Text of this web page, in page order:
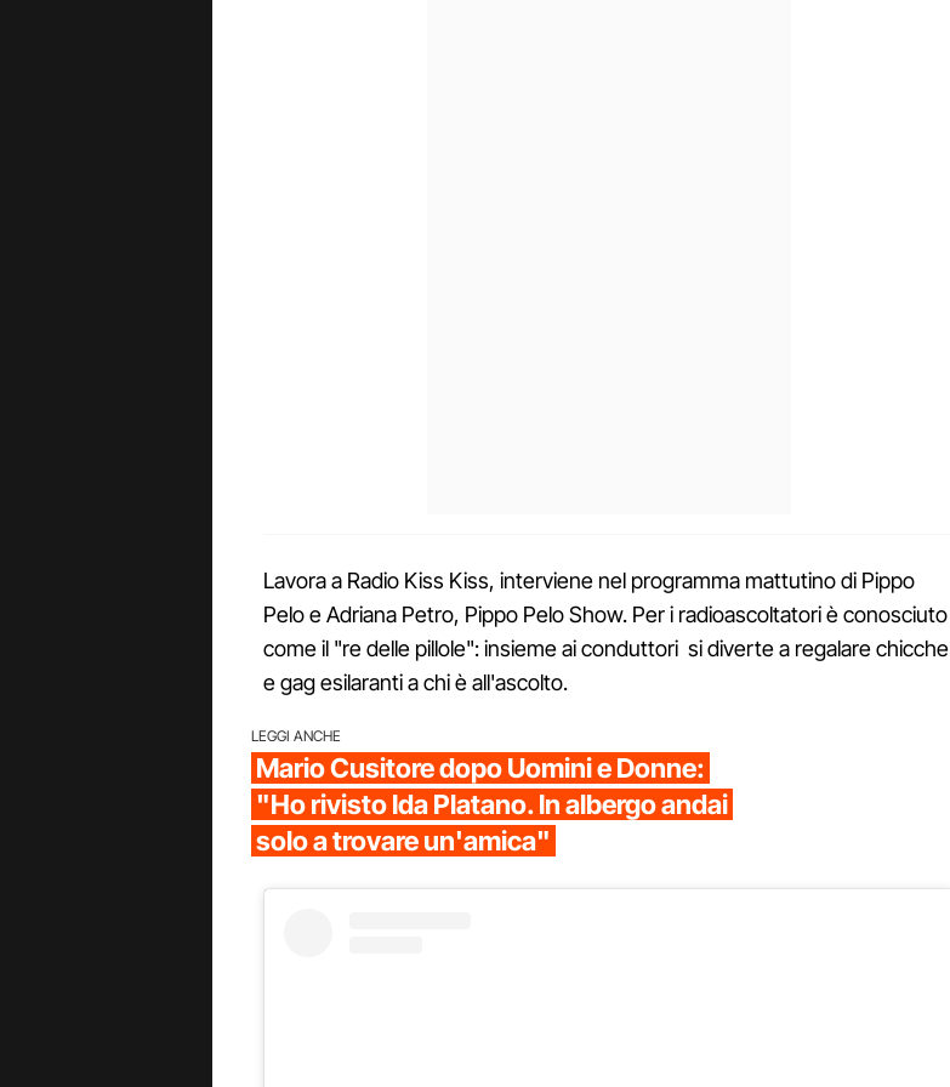
Lavora a Radio Kiss Kiss, interviene nel programma mattutino di Pippo
Pelo e Adriana Petro, Pippo Pelo Show. Per i radioascoltatori è conosciuto
come il "re delle pillole": insieme ai conduttori si diverte a regalare chicche
e gag esilaranti a chi è all'ascolto.
LEGGI ANCHE
Mario Cusitore dopo Uomini e Donne:
"Ho rivisto Ida Platano. In albergo andai
solo a trovare un'amica"